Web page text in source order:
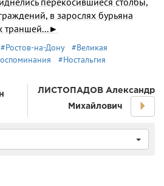
в зарослях бурьяна
траншей...►
#Ростов-на-Дону
#Великая
#Ностальгия
ЛИСТОПАДОВ Александр
Михайлович